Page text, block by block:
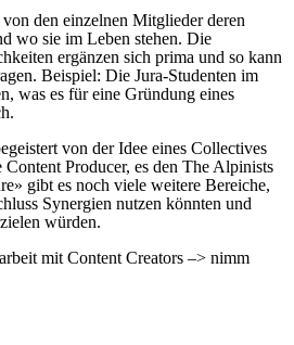
den einzelnen Mitglieder deren
wo sie im Leben stehen. Die
ergänzen sich prima und so kann
Beispiel: Die Jura-Studenten im
was es für eine Gründung eines
von der Idee eines Collectives
Content Producer, es den The Alpinists
gibt es noch viele weitere Bereiche,
Synergien nutzen könnten und
würden.
mit Content Creators –> nimm